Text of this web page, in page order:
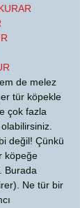
de melez
tür köpekle
çok fazla
değil! Çünkü
köpeğe
Burada
Ne tür bir